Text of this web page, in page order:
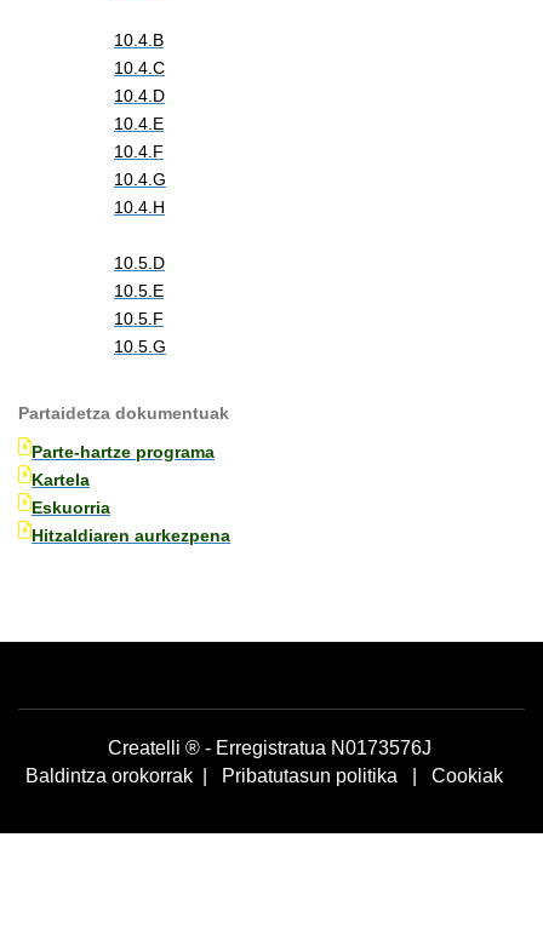
10.4.B
10.4.C
10.4.D
10.4.E
10.4.F
10.4.G
10.4.H
10.5.D
10.5.E
10.5.F
10.5.G
Partaidetza dokumentuak
Parte-hartze programa
Kartela
Eskuorria
Hitzaldiaren aurkezpena
Createlli ® - Erregistratua N0173576J
Baldintza orokorrak
Pribatutasun politika Cookiak